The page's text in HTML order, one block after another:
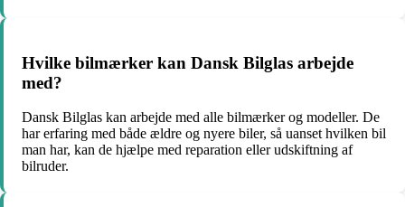
Hvilke bilmærker kan Dansk Bilglas arbejde
med?
Dansk Bilglas kan arbejde med alle bilmærker og modeller. De
har erfaring med både ældre og nyere biler, så uanset hvilken bil
man har, kan de hjælpe med reparation eller udskiftning af
bilruder.